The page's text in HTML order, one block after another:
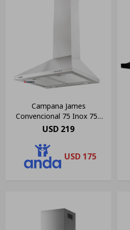
Campana James
Convencional 75 Inox 750
M3/h Color Gris
USD 219
USD 175